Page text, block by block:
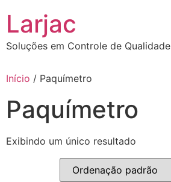
conteúdo
Larjac
Soluções em Controle de Qualidade
Início / Paquímetro
Paquímetro
Exibindo um único resultado